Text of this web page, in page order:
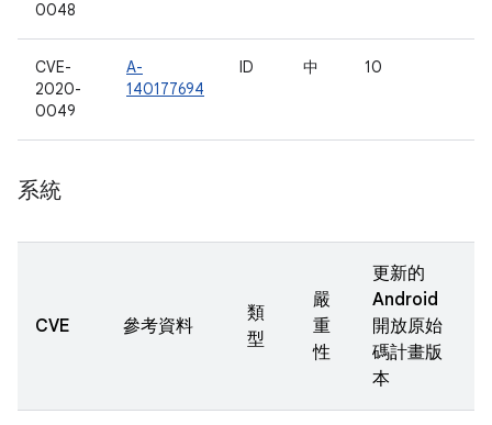
0048
CVE-
2020-
0049
A-
140177694
ID 中 10
系統
CVE 參考資料
類
型
嚴
重
性
更新的
Android
開放原始
碼計畫版
本